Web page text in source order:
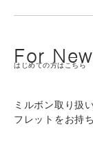
For
はじめての方はこちら
ミルボン取り扱
フレットをお持